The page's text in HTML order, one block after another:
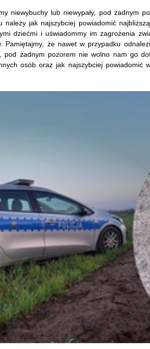
niewybuchy lub niewypały, pod żadnym
należy jak najszybciej powiadomić
dziećmi i uświadommy im zagrożenia
Pamiętajmy, że nawet w przypadku
pod żadnym pozorem nie wolno nam go
osób oraz jak najszybciej powiadomić